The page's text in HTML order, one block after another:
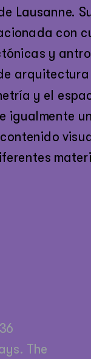
Lausanne.
con
y
arquitectura
y el
igualmente
The